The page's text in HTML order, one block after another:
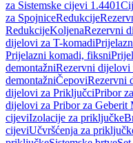
za Sistemske cijevi 1.4401
za SpojniceRedukcije
RedukcijeKoljenaRezervni
dijelovi za T-komadi
Prijelazni komadi, fiksni
demontažniRezervni dijelovi
demontažniČepoviRezervni
dijelovi za PriključciPribor
dijelovi za Pribor za Geberit
cijeviIzolacije za priključke
cijeviUčvršćenja za